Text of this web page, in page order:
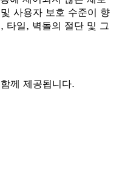
사용자 보호 수준이 향
타일, 벽돌의 절단 및 그
께 제공됩니다.